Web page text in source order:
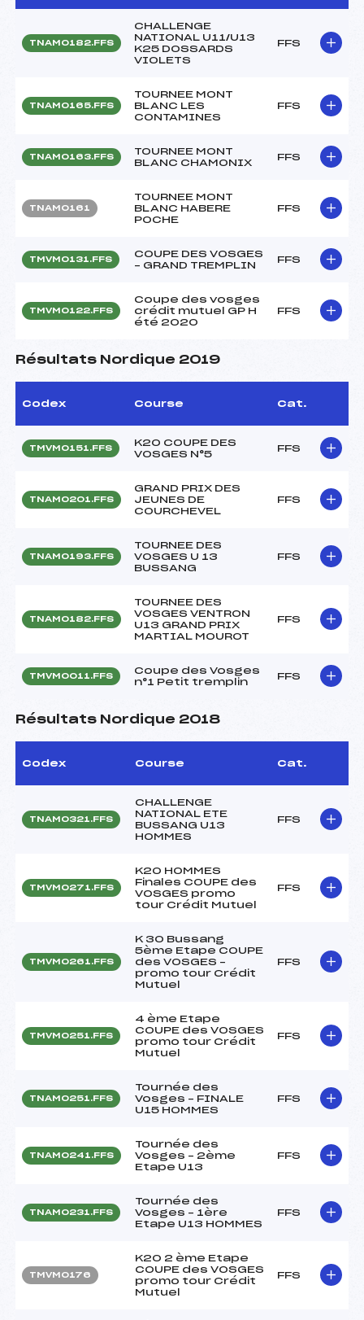
TNAM0182.FFS
CHALLENGE
NATIONAL U11/U13
K25 DOSSARDS
VIOLETS
FFS
TNAM0165.FFS
TOURNEE MONT
BLANC LES
CONTAMINES
FFS
TNAM0163.FFS
TOURNEE MONT
BLANC CHAMONIX
FFS
TNAM0161
TOURNEE MONT
BLANC HABERE
POCHE
FFS
TMVM0131.FFS
COUPE DES VOSGES
– GRAND TREMPLIN
FFS
TMVM0122.FFS
Coupe des vosges
crédit mutuel GP H
été 2020
FFS
Résultats Nordique 2019
Codex Course Cat.
TMVM0151.FFS
K20 COUPE DES
VOSGES N°5
FFS
TNAM0201.FFS
GRAND PRIX DES
JEUNES DE
COURCHEVEL
FFS
TNAM0193.FFS
TOURNEE DES
VOSGES U 13
BUSSANG
FFS
TNAM0182.FFS
TOURNEE DES
VOSGES VENTRON
U13 GRAND PRIX
MARTIAL MOUROT
FFS
TMVM0011.FFS
Coupe des Vosges
n°1 Petit tremplin
FFS
Résultats Nordique 2018
Codex Course Cat.
TNAM0321.FFS
CHALLENGE
NATIONAL ETE
BUSSANG U13
HOMMES
FFS
TMVM0271.FFS
K20 HOMMES
Finales COUPE des
VOSGES promo
tour Crédit Mutuel
FFS
TMVM0261.FFS
K 30 Bussang
5ème Etape COUPE
des VOSGES –
promo tour Crédit
Mutuel
FFS
TMVM0251.FFS
4 ème Etape
COUPE des VOSGES
promo tour Crédit
Mutuel
FFS
TNAM0251.FFS
Tournée des
Vosges – FINALE
U15 HOMMES
FFS
TNAM0241.FFS
Tournée des
Vosges – 2ème
Etape U13
FFS
TNAM0231.FFS
Tournée des
Vosges – 1ère
Etape U13 HOMMES
FFS
TMVM0176
K20 2 ème Etape
COUPE des VOSGES
promo tour Crédit
Mutuel
FFS